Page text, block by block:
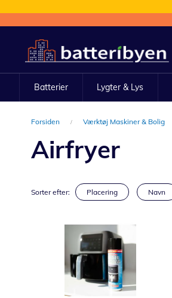
to
Content
Batterier Lygter & Lys
Forsiden Værktøj Maskiner & Bolig
Airfryer
Sorter efter: Placering Navn